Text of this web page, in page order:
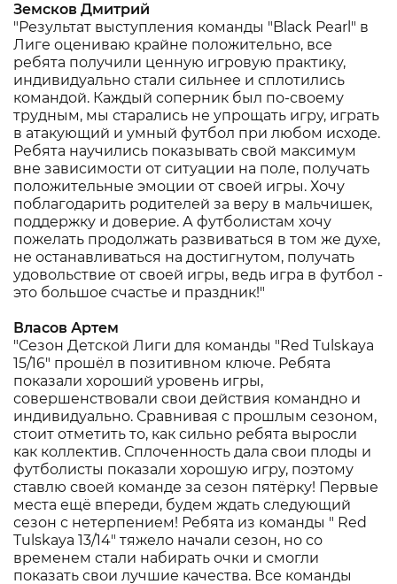
Земсков Дмитрий
"Результат выступления команды "Black Pearl" в
Лиге оцениваю крайне положительно, все
ребята получили ценную игровую практику,
индивидуально стали сильнее и сплотились
командой. Каждый соперник был по-своему
трудным, мы старались не упрощать игру, играть
в атакующий и умный футбол при любом исходе.
Ребята научились показывать свой максимум
вне зависимости от ситуации на поле, получать
положительные эмоции от своей игры. Хочу
поблагодарить родителей за веру в мальчишек,
поддержку и доверие. А футболистам хочу
пожелать продолжать развиваться в том же духе,
не останавливаться на достигнутом, получать
удовольствие от своей игры, ведь игра в футбол -
это большое счастье и праздник!"
Власов Артем
"Сезон Детской Лиги для команды "Red Tulskaya
15/16" прошёл в позитивном ключе. Ребята
показали хороший уровень игры,
совершенствовали свои действия командно и
индивидуально. Сравнивая с прошлым сезоном,
стоит отметить то, как сильно ребята выросли
как коллектив. Сплоченность дала свои плоды и
футболисты показали хорошую игру, поэтому
ставлю своей команде за сезон пятёрку! Первые
места ещё впереди, будем ждать следующий
сезон с нетерпением! Ребята из команды " Red
Tulskaya 13/14" тяжело начали сезон, но со
временем стали набирать очки и смогли
показать свои лучшие качества. Все команды